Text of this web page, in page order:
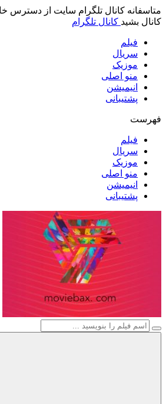
متاسفانه کانال تلگرام سایت از دسترس
کانال بشید کانال تلگرام
فیلم
سریال
موزیک
منو اصلی
انیمیشن
پشتیبانی
فهرست
فیلم
سریال
موزیک
منو اصلی
انیمیشن
پشتیبانی